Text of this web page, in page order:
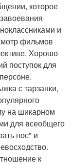
которое
и
фильмов
Хорошо
поступок для
с тарзанки,
на шикарном
для всеобщего
нос" и
к